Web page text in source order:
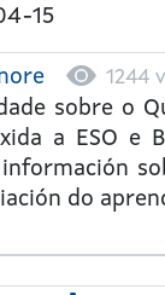
15
about
Deportes
na
Escola:
Quidditch
Quádbol
1244
sobre o
a ESO e
do